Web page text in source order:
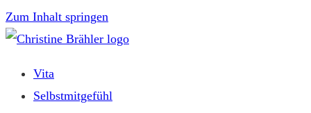
Zum Inhalt springen
Vita
Selbstmitgefühl